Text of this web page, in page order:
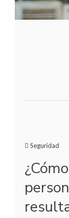
Seguridad